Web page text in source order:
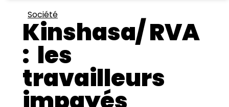
Société
Kinshasa/ RVA
: les
travailleurs